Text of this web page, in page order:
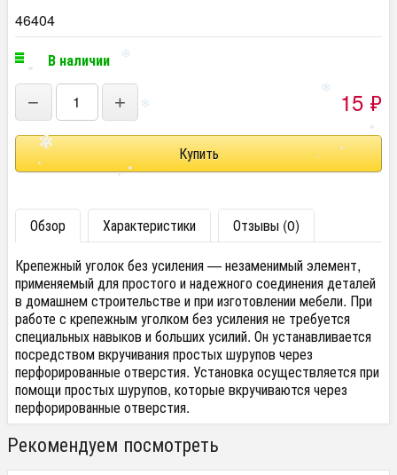
46404
В наличии
− + 15 ₽
Обзор Характеристики
Отзывы (0)
Крепежный уголок без усиления — незаменимый элемент,
применяемый для простого и надежного соединения деталей
в домашнем строительстве и при изготовлении мебели. При
работе с крепежным уголком без усиления не требуется
специальных навыков и больших усилий. Он устанавливается
посредством вкручивания простых шурупов через
перфорированные отверстия. Установка осуществляется при
помощи простых шурупов, которые вкручиваются через
перфорированные отверстия.
Рекомендуем посмотреть